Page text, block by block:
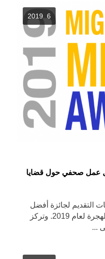
6 2019
عمل صحفي حول قضايا
التقديم لجائزة أفضل
عمل صحفي عالج موضوع الهجرة لعام 2019. وتركز
...